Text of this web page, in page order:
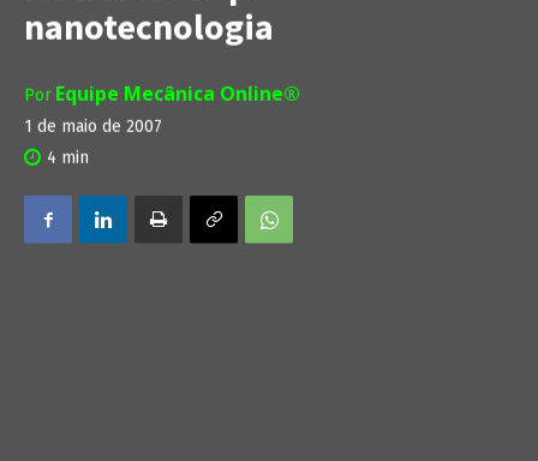
nanotecnologia
Por Equipe Mecânica Online®
1 de maio de 2007
4 min